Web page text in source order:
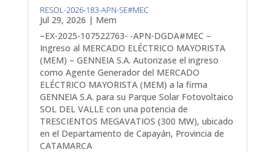
RESOL-2026-183-APN-SE#MEC
Jul 29, 2026 | Mem
–EX-2025-107522763- -APN-DGDA#MEC –
Ingreso al MERCADO ELÉCTRICO MAYORISTA
(MEM) – GENNEIA S.A. Autorizase el ingreso
como Agente Generador del MERCADO
ELÉCTRICO MAYORISTA (MEM) a la firma
GENNEIA S.A. para su Parque Solar Fotovoltaico
SOL DEL VALLE con una potencia de
TRESCIENTOS MEGAVATIOS (300 MW), ubicado
en el Departamento de Capayán, Provincia de
CATAMARCA